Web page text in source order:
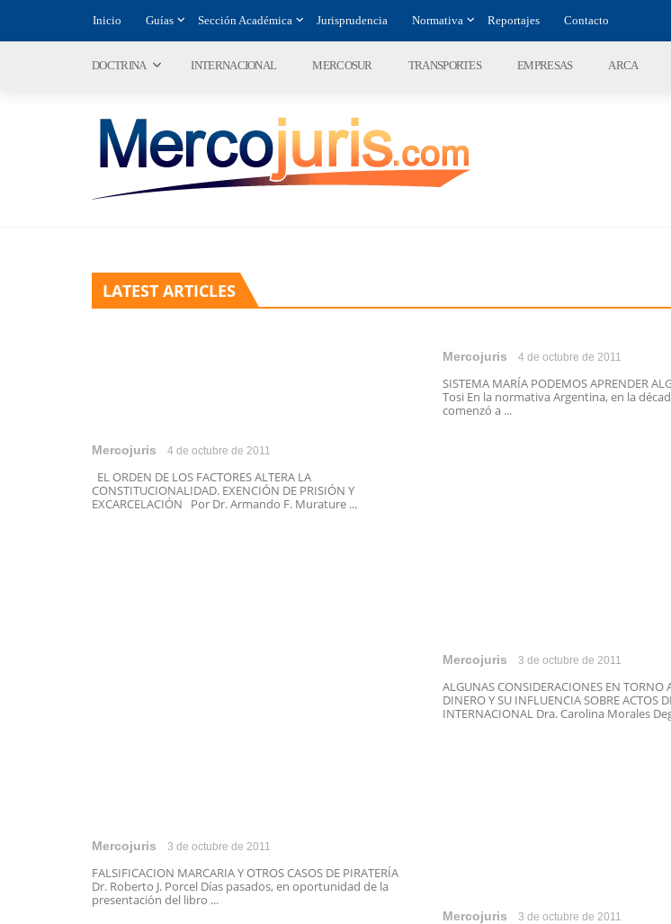
Inicio Guías Sección Académica Jurisprudencia Normativa Reportajes Contacto
DOCTRINA INTERNACIONAL MERCOSUR TRANSPORTES EMPRESAS ARCA
LATEST ARTICLES
Mercojuris 4 de octubre de 2011
EL ORDEN DE LOS FACTORES ALTERA LA
CONSTITUCIONALIDAD. EXENCIÓN DE PRISIÓN Y
EXCARCELACIÓN Por Dr. Armando F. Murature ...
Mercojuris 4 de octubre de 2011
SISTEMA MARÍA PODEMOS APRENDER
Tosi En la normativa Argentina, en la
comenzó a ...
Mercojuris 3 de octubre de 2011
ALGUNAS CONSIDERACIONES EN TORNO
DINERO Y SU INFLUENCIA SOBRE ACTOS
INTERNACIONAL Dra. Carolina Morales
Mercojuris 3 de octubre de 2011
FALSIFICACION MARCARIA Y OTROS CASOS DE PIRATERÍA
Dr. Roberto J. Porcel Días pasados, en oportunidad de la
presentación del libro ...
Mercojuris 3 de octubre de 2011